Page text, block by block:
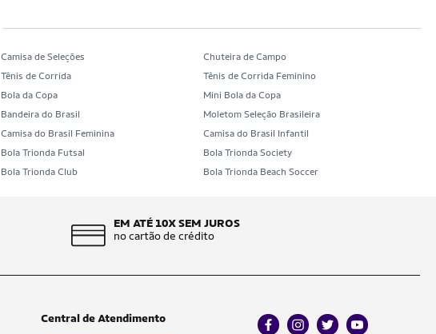
Camisa de Seleções
Chuteira de Campo
Tênis de Corrida
Tênis de Corrida Feminino
Bola da Copa
Mini Bola da Copa
Bandeira do Brasil
Moletom Seleção Brasileira
Camisa do Brasil Feminina
Camisa do Brasil Infantil
Bola Trionda Futsal
Bola Trionda Society
Bola Trionda Club Bola Trionda Beach Soccer
EM ATÉ 10X SEM JUROS
no cartão de crédito
Central de Atendimento
facebookinstagram
twitteryoutube